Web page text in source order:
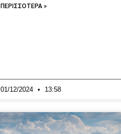
ΠΕΡΙΣΣΟΤΕΡΑ »
01/12/2024 13:58